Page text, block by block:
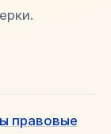
правовые